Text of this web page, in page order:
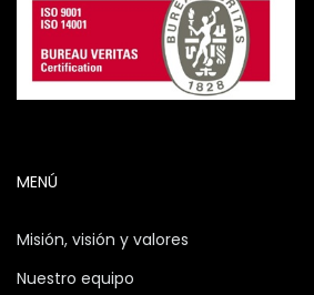
MENÚ
Misión, visión y valores
Nuestro equipo